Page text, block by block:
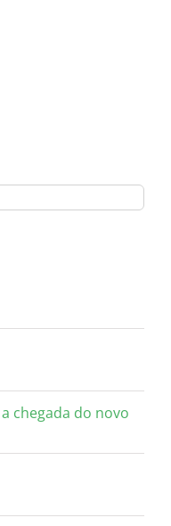
chegada do novo